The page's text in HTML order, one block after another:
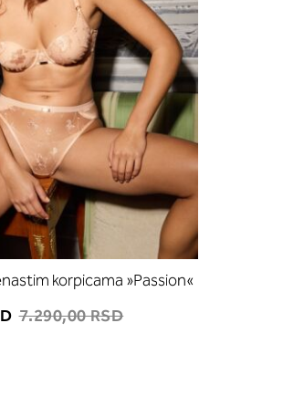
korpicama »Passion«
7.290,00 RSD